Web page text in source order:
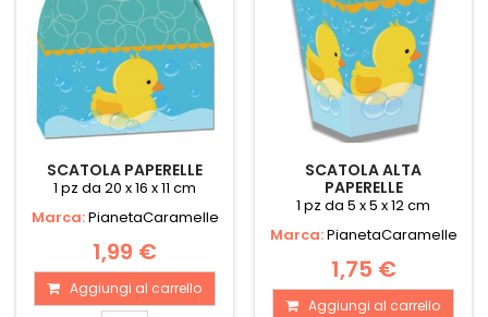
SCATOLA PAPERELLE
1 pz da 20 x 16 x 11 cm
Marca:PianetaCaramelle
1,99 €
Aggiungi al carrello
SCATOLA ALTA
PAPERELLE
1 pz da 5 x 5 x 12 cm
Marca:PianetaCaramelle
1,75 €
Aggiungi al carrello